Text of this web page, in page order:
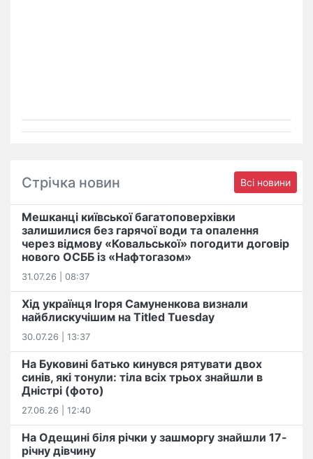
Стрічка новин Всі новини
Мешканці київської багатоповерхівки
залишилися без гарячої води та опалення
через відмову «Ковальської» погодити договір
нового ОСББ із «Нафтогазом»
31.07.26 | 08:37
Хід українця Ігоря Самуненкова визнали
найблискучішим на Titled Tuesday
30.07.26 | 13:37
На Буковині батько кинувся рятувати двох
синів, які тонули: тіла всіх трьох знайшли в
Дністрі (фото)
27.06.26 | 12:40
На Одещині біля річки у зашморгу знайшли 17-
річну дівчину